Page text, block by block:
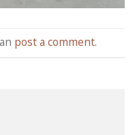
post a comment.